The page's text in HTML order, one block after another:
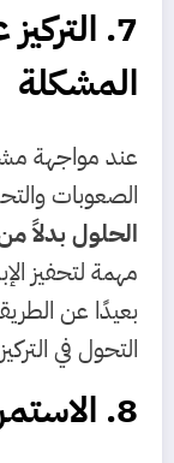
7.
المشكلة
عند مواجهة
الصعوبات
الحلول بدلاً
مهمة لتحفيز
بعيدًا عن
التحول في
8. الاستمرار في التعلم والتطوير